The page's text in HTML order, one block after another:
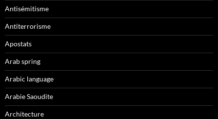
Antisémitisme
Antiterrorisme
Apostats
Arab spring
Arabic language
Arabie Saoudite
Architecture